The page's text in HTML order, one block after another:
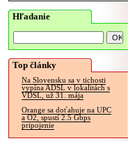
Hľadanie
Top články
Na Slovensku sa v tichosti
vypína ADSL v lokalitách s
VDSL, už 31. mája
Orange sa doťahuje na UPC
a O2, spustí 2.5 Gbps
pripojenie